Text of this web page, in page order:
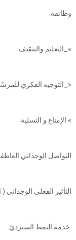
وظائفه:
»_التعليم والتثقيف.
«_التوجيه الفكري
» الإمتاع و التسلية.
التواصل الوجداني
التأثير الفعلي الوجداني
خدمة النمط السترديّ.